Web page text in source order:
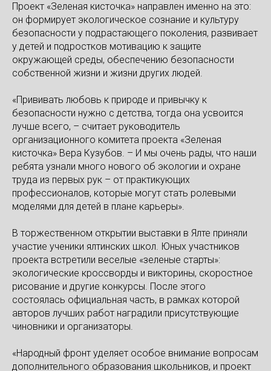
Проект «Зеленая кисточка» направлен именно на это:
он формирует экологическое сознание и культуру
безопасности у подрастающего поколения, развивает
у детей и подростков мотивацию к защите
окружающей среды, обеспечению безопасности
собственной жизни и жизни других людей.
«Прививать любовь к природе и привычку к
безопасности нужно с детства, тогда она усвоится
лучше всего, – считает руководитель
организационного комитета проекта «Зеленая
кисточка» Вера Кузубов. – И мы очень рады, что наши
ребята узнали много нового об экологии и охране
труда из первых рук – от практикующих
профессионалов, которые могут стать ролевыми
моделями для детей в плане карьеры».
В торжественном открытии выставки в Ялте приняли
участие ученики ялтинских школ. Юных участников
проекта встретили веселые «зеленые старты»:
экологические кроссворды и викторины, скоростное
рисование и другие конкурсы. После этого
состоялась официальная часть, в рамках которой
авторов лучших работ наградили присутствующие
чиновники и организаторы.
«Народный фронт уделяет особое внимание вопросам
дополнительного образования школьников, и проект